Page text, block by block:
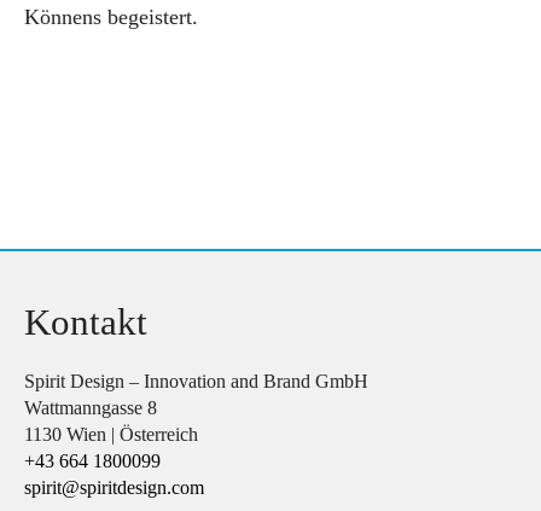
Könnens begeistert.
Kontakt
Spirit Design – Innovation and Brand GmbH
Wattmanngasse 8
1130 Wien | Österreich
+43 664 1800099
spirit@spiritdesign.com